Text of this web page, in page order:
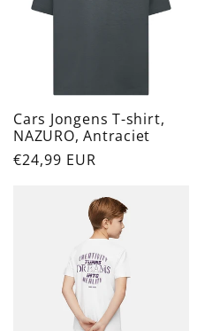
Cars Jongens T-shirt,
NAZURO, Antraciet
Normaler
€24,99 EUR